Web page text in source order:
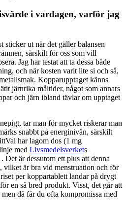
i vardagen, varför jag
sticker ut när det gäller balansen
särskilt för oss som vill
Jag har testat att ta dessa både
och när kosten varit lite si och så,
Kopparupptaget känns
järnrika måltider, något som annars
och järn ibland tävlar om upptaget
tar man för mycket riskerar man
snabbt på energinivån, särskilt
har lagom dos (1 mg
med Livsmedelsverkets
är dessutom ett plus att denna
vilket är bra vid menstruation och för
per koppartablett landar på drygt
en så bred produkt. Visst, det går att
då får du ofta kompromissa med